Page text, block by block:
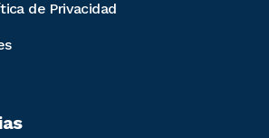
de Privacidad